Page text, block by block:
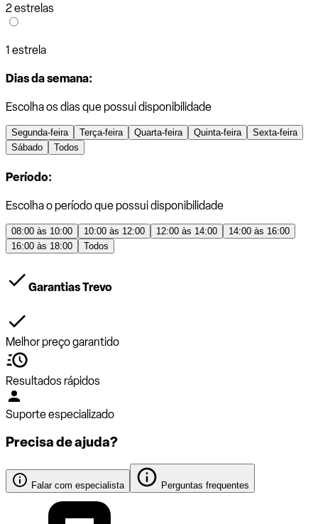
2 estrelas
1 estrela
Dias da semana:
Escolha os dias que possui disponibilidade
Segunda-feira Terça-feira Quarta-feira Quinta-feira
Sexta-feira
Sábado
Todos
Período:
Escolha o período que possui disponibilidade
08:00 às 10:00 10:00 às 12:00 12:00 às 14:00
14:00 às 16:00
16:00 às 18:00
Todos
Garantias Trevo
Melhor preço garantido
Resultados rápidos
Suporte especializado
Precisa de ajuda?
Falar com especialista Perguntas frequentes